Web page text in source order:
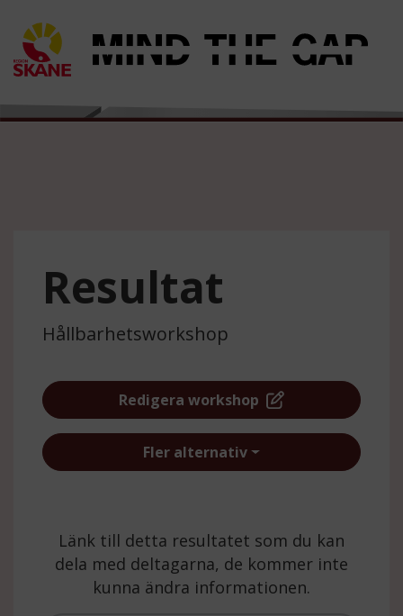
Resultat
Hållbarhetsworkshop
Redigera workshop
Fler alternativ
Länk till detta resultatet som du kan
dela med deltagarna, de kommer inte
kunna ändra informationen.